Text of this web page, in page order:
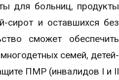
для больниц, продукты
сирот и оставшихся без
сможет обеспечить
семей, детей-
ПМР (инвалидов I и II